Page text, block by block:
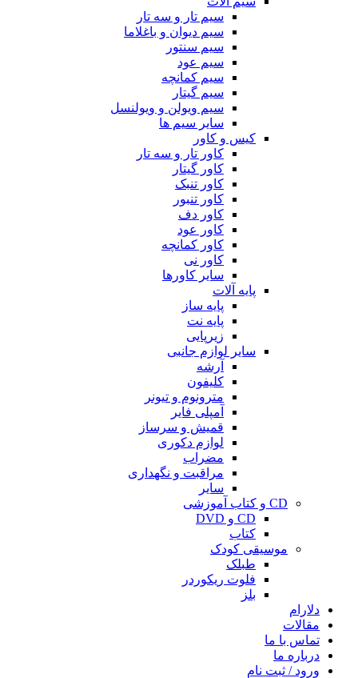
سیم تار و سه تار
سیم دیوان و باغلاما
سیم سنتور
سیم عود
سیم کمانچه
سیم گیتار
سیم ویولن و ویولنسل
سایر سیم ها
کیس و کاور
کاور تار و سه تار
کاور گیتار
کاور تنبک
کاور تنبور
کاور دف
کاور عود
کاور کمانچه
کاور نی
سایر کاورها
پایه آلات
پایه ساز
پایه نت
زیرپایی
سایر لوازم جانبی
آرشه
کلیفون
مترونوم و تیونر
آمپلی فایر
قمیش و سرساز
لوازم دکوری
مضراب
مراقبت و نگهداری
سایر
CD و کتاب آموزشی
CD و DVD
کتاب
موسیقی کودک
طبلک
فلوت ریکوردر
بلز
دلارام
مقالات
تماس با ما
درباره ما
ورود / ثبت نام